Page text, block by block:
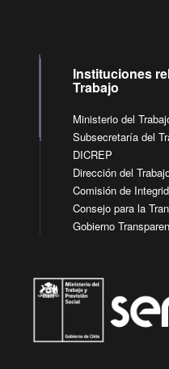
Instituciones
Trabajo
Ministerio del
Subsecretaría del
DICREP
Dirección del
Comisión de
Consejo para la
Gobierno